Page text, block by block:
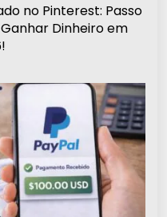
no Pinterest: Passo
Dinheiro em